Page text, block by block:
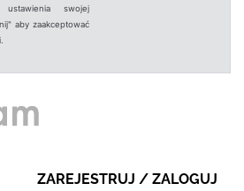
swojej
aby zaakceptować
ZAREJESTRUJ / ZALOGUJ